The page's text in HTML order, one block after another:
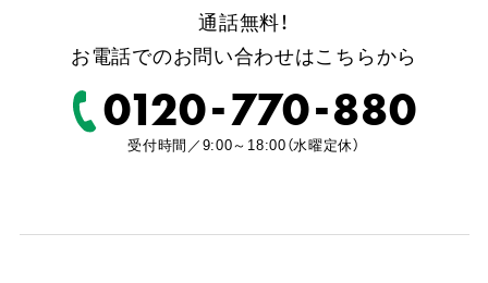
通話無料！
お電話でのお問い合わせはこちらから
0120-770-880
受付時間／9:00～18:00（水曜定休）